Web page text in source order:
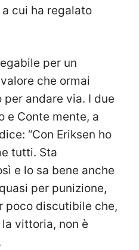
cui ha regalato
per un
che ormai
andare via. I due
e Conte mente, a
“Con Eriksen ho
tutti. Sta
e lo sa bene anche
per punizione,
poco discutibile che,
vittoria, non è